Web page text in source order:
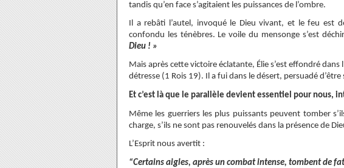
tandis qu’en face s’agitaient les puissances de l’ombre.
Il a rebâti l’autel, invoqué le Dieu vivant, et le feu est
confondu les ténèbres. Le voile du mensonge s’est
Dieu ! »
Mais après cette victoire éclatante, Élie s’est effondré
détresse (1 Rois 19). Il a fui dans le désert, persuadé d’être
Et c’est là que le parallèle devient essentiel pour nous,
Même les guerriers les plus puissants peuvent tomber
charge, s’ils ne sont pas renouvelés dans la présence de
L’Esprit nous avertit :
“Certains aigles, après un combat intense, tombent de